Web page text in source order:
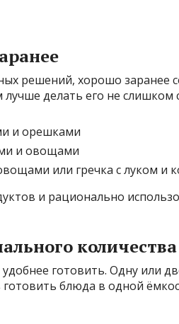
решений, хорошо заранее
делать его не
и орешками
и овощами
или гречка с луком и
и рационально
готовить. Одну или
блюда в одной